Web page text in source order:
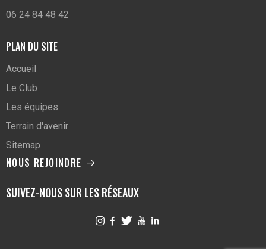
06 24 84 48 42
PLAN DU SITE
Accueil
Le Club
Les équipes
Terrain d'avenir
Sitemap
NOUS REJOINDRE
SUIVEZ-NOUS SUR LES RÉSEAUX